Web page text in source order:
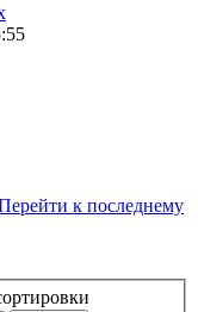
к последнему